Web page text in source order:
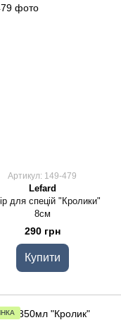
Артикул: 149-479
Lefard
для спецій "Кролики"
8см
290 грн
Купити